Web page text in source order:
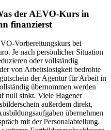
der AEVO-Kurs in
finanzierst
Vorbereitungskurs bei
Je nach persönlicher Situation
oder vollständig
von Arbeitslosigkeit bedrohte
der Agentur für Arbeit in
übernommen werden
null sinkt. Viele Hagener
außerdem direkt,
übernehmen
mit der Personalabteilung.